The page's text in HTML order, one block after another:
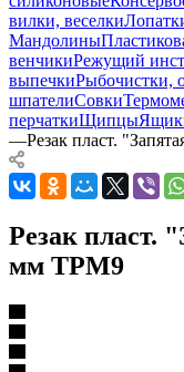
вилки, веселки
Мандолины
венчикиРежущий
выпечкиРыбочистки,
шпателиСовки
перчаткиЩипцы
—Резак пласт.
Резак пласт.
мм TPM9